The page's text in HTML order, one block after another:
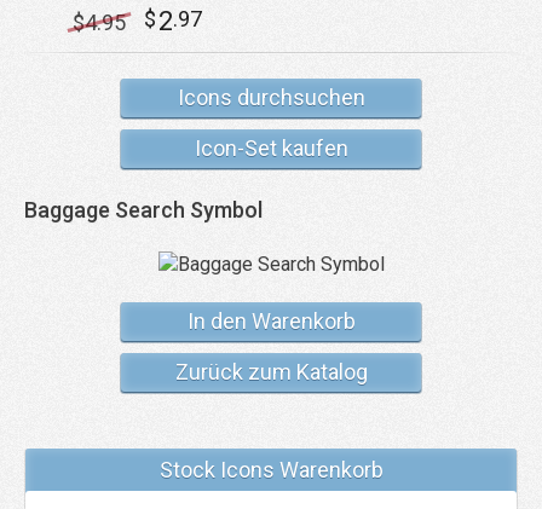
$4.95 $2.97
Icons durchsuchen
Icon-Set kaufen
Baggage Search Symbol
In den Warenkorb
Zurück zum Katalog
Stock Icons Warenkorb